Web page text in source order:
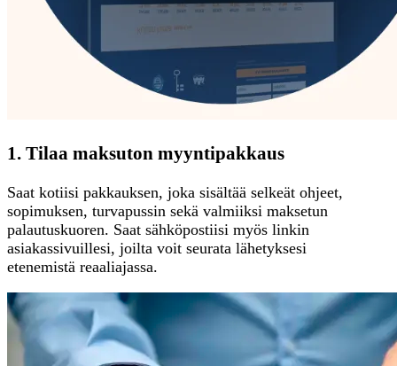
1. Tilaa maksuton myyntipakkaus
Saat kotiisi pakkauksen, joka sisältää selkeät ohjeet,
sopimuksen, turvapussin sekä valmiiksi maksetun
palautuskuoren. Saat sähköpostiisi myös linkin
asiakassivuillesi, joilta voit seurata lähetyksesi
etenemistä reaaliajassa.